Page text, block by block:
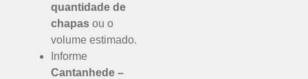
quantidade de
chapas ou o
volume estimado.
Informe
Cantanhede –